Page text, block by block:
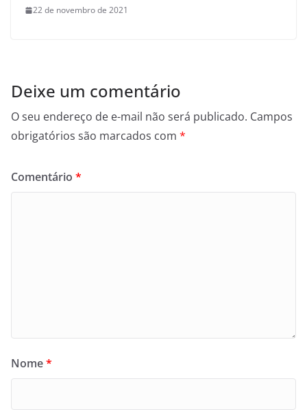
22 de novembro de 2021
Deixe um comentário
O seu endereço de e-mail não será publicado. Campos
obrigatórios são marcados com *
Comentário *
Nome*